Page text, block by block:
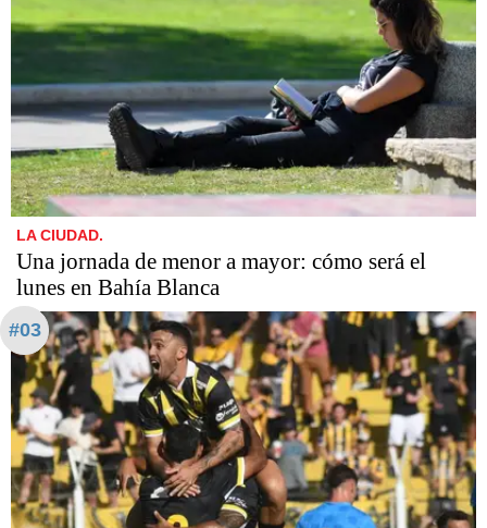
LA CIUDAD.
Una jornada de menor a mayor: cómo será el
lunes en Bahía Blanca
#03